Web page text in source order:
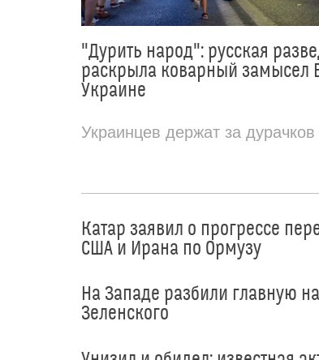
"Дурить народ": русская
раскрыла коварный замысел
Украине
Украинцев держат за дурачков
Катар заявил о прогрессе
США и Ирана по Ормузу
На Западе разбили главную
Зеленского